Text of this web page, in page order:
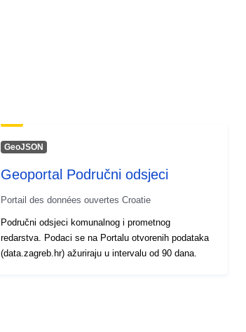
GeoJSON
Geoportal Područni odsjeci
Portail des données ouvertes Croatie
Područni odsjeci komunalnog i prometnog
redarstva. Podaci se na Portalu otvorenih podataka
(data.zagreb.hr) ažuriraju u intervalu od 90 dana.